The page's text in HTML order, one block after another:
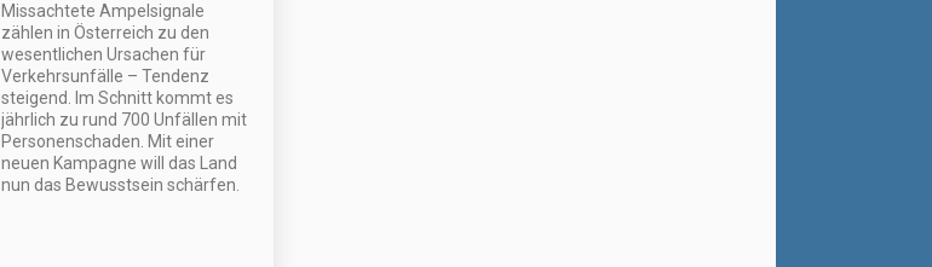
Missachtete Ampelsignale
zählen in Österreich zu den
wesentlichen Ursachen für
Verkehrsunfälle – Tendenz
steigend. Im Schnitt kommt es
jährlich zu rund 700 Unfällen mit
Personenschaden. Mit einer
neuen Kampagne will das Land
nun das Bewusstsein schärfen.